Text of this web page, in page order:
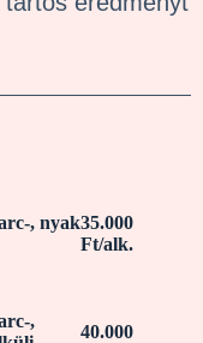
, nyak35.000
Ft/alk.
,
40.000